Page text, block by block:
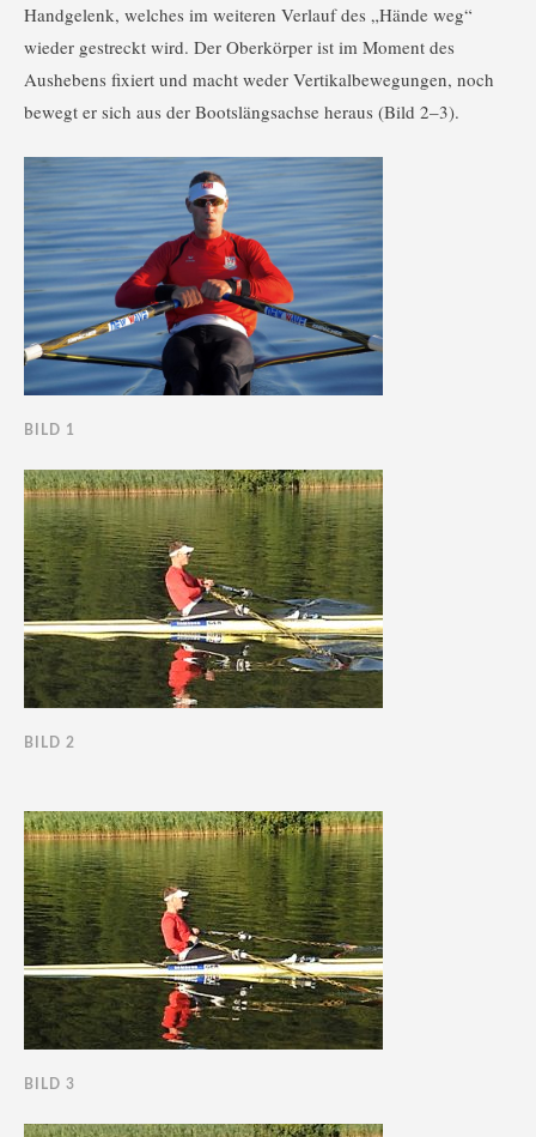
Handgelenk, welches im weiteren Verlauf des „Hände weg“
wieder gestreckt wird. Der Oberkörper ist im Moment des
Aushebens fixiert und macht weder Vertikalbewegungen, noch
bewegt er sich aus der Bootslängsachse heraus (Bild 2–3).
BILD 1
BILD 2
BILD 3